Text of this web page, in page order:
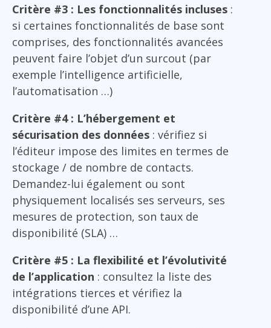
Critère #3 : Les fonctionnalités incluses :
si certaines fonctionnalités de base sont
comprises, des fonctionnalités avancées
peuvent faire l’objet d’un surcout (par
exemple l’intelligence artificielle,
l’automatisation …)
Critère #4 : L’hébergement et
sécurisation des données : vérifiez si
l’éditeur impose des limites en termes de
stockage / de nombre de contacts.
Demandez-lui également ou sont
physiquement localisés ses serveurs, ses
mesures de protection, son taux de
disponibilité (SLA) …
Critère #5 : La flexibilité et l’évolutivité
de l’application : consultez la liste des
intégrations tierces et vérifiez la
disponibilité d’une API.